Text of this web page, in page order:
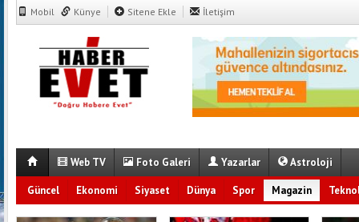
Mobil Künye Sitene Ekle İletişim
Web TV Foto Galeri Yazarlar Astroloji
Güncel Ekonomi Siyaset Dünya Spor Magazin